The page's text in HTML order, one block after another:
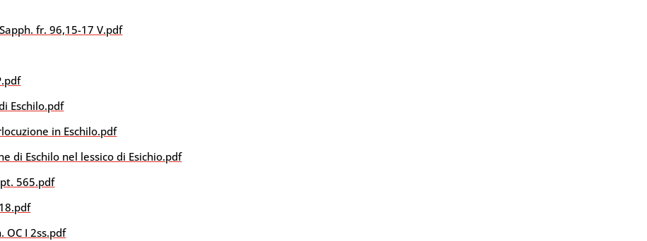
fr. 96,15-17 V.pdf
Eschilo.pdf
in Eschilo.pdf
di Eschilo nel lessico di Esichio.pdf
565.pdf
OC I 2ss.pdf